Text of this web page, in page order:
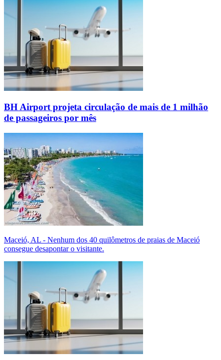
BH Airport projeta circulação de mais de 1 milhão
de passageiros por mês
Maceió, AL - Nenhum dos 40 quilômetros de praias de Maceió
consegue desapontar o visitante.